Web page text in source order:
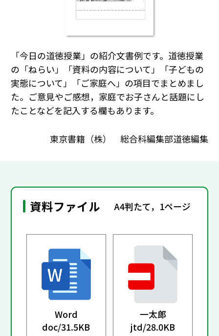
「今日の道徳授業」の紹介文書例です。道徳授業
の「ねらい」「資料の内容について」「子どもの
実態について」「ご家庭へ」の項目でまとめまし
た。ご意見やご感想，家庭でお子さんと話題にし
たことなどを記入する欄もあります。
東京書籍（株） 総合科編集部道徳編集
資料ファイル A4判たて，1ページ
Word
doc/31.5KB
一太郎
jtd/28.0KB